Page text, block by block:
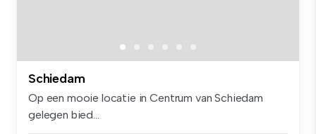
Schiedam
Op een mooie locatie in Centrum van Schiedam
gelegen bied...